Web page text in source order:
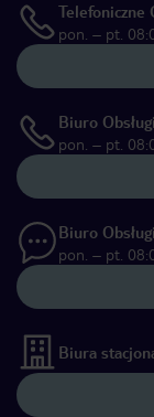
Telefoniczne
pon. – pt.
Biuro
pon. – pt.
Biuro
pon. – pt.
Biura